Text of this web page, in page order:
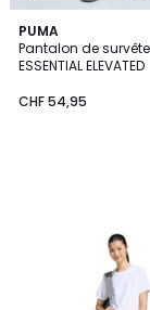
PUMA
Pantalon de
ESSENTIAL ELEVATED
CHF 54,95